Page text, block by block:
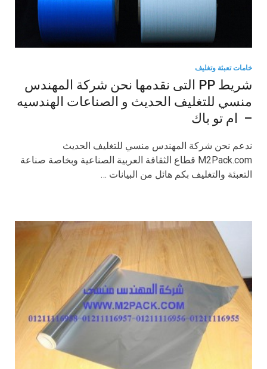
خامات تعبئة وتغليف
شريط PP التى نقدمها نحن شركة المهندس
منسي للتغليف الحديث و الصناعات الهندسيه
– ام تو باك
ندعم نحن شركة المهندس منسي للتغليف الحديث
M2Pack.com قطاع الثقافة العربية الصناعية وبخاصة صناعة
التعبئة والتغليف بكم هائل من البيانات …